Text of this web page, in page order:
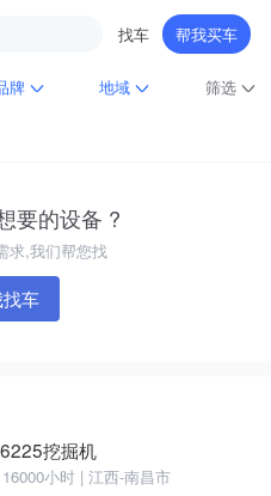
找车 帮我买车
牌 地域
筛选
要的设备 ?
求,我们帮您找
车
挖掘机
小时 | 江西-南昌市